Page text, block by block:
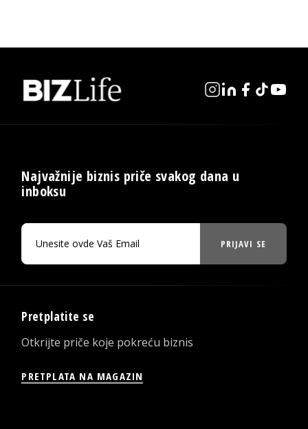
Najvažnije biznis priče svakog dana u
inboksu
PRIJAVI SE
Pretplatite se
Otkrijte priče koje pokreću biznis
PRETPLATA NA MAGAZIN